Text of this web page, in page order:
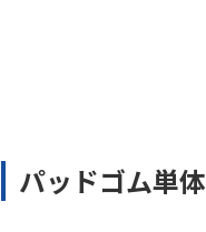
パッドゴム単体